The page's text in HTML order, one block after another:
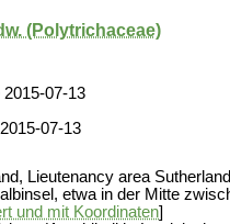
(Polytrichaceae)
07-13
07-13
Lieutenancy area
etwa in der Mitte
und mit Koordinaten]